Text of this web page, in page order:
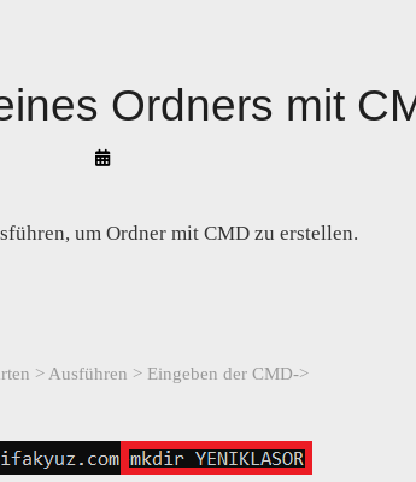
Ordners mit
By
um Ordner mit CMD zu erstellen.
> Ausführen > Eingeben der CMD->